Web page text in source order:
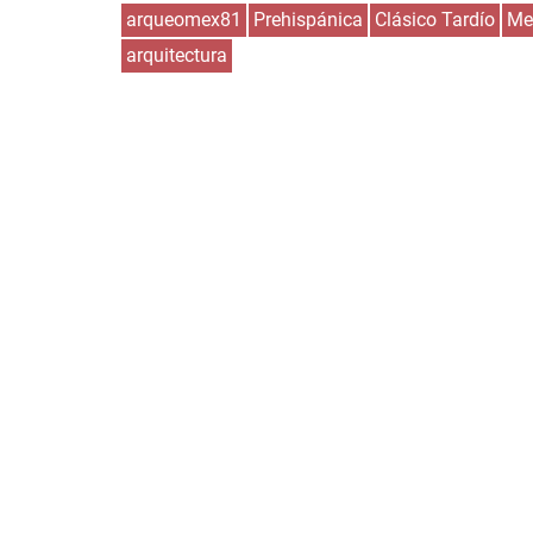
arqueomex81 Prehispánica Clásico Tardío
arquitectura